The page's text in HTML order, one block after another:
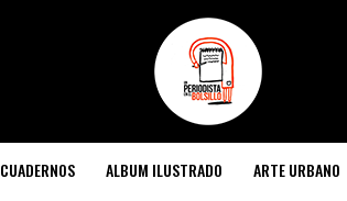
CUADERNOS ALBUM ILUSTRADO ARTE URBANO